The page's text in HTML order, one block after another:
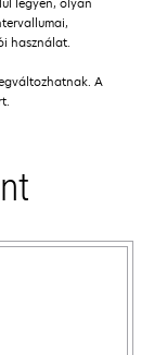
használat.
A